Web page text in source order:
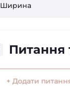
Ширина
Питання
+ Додати